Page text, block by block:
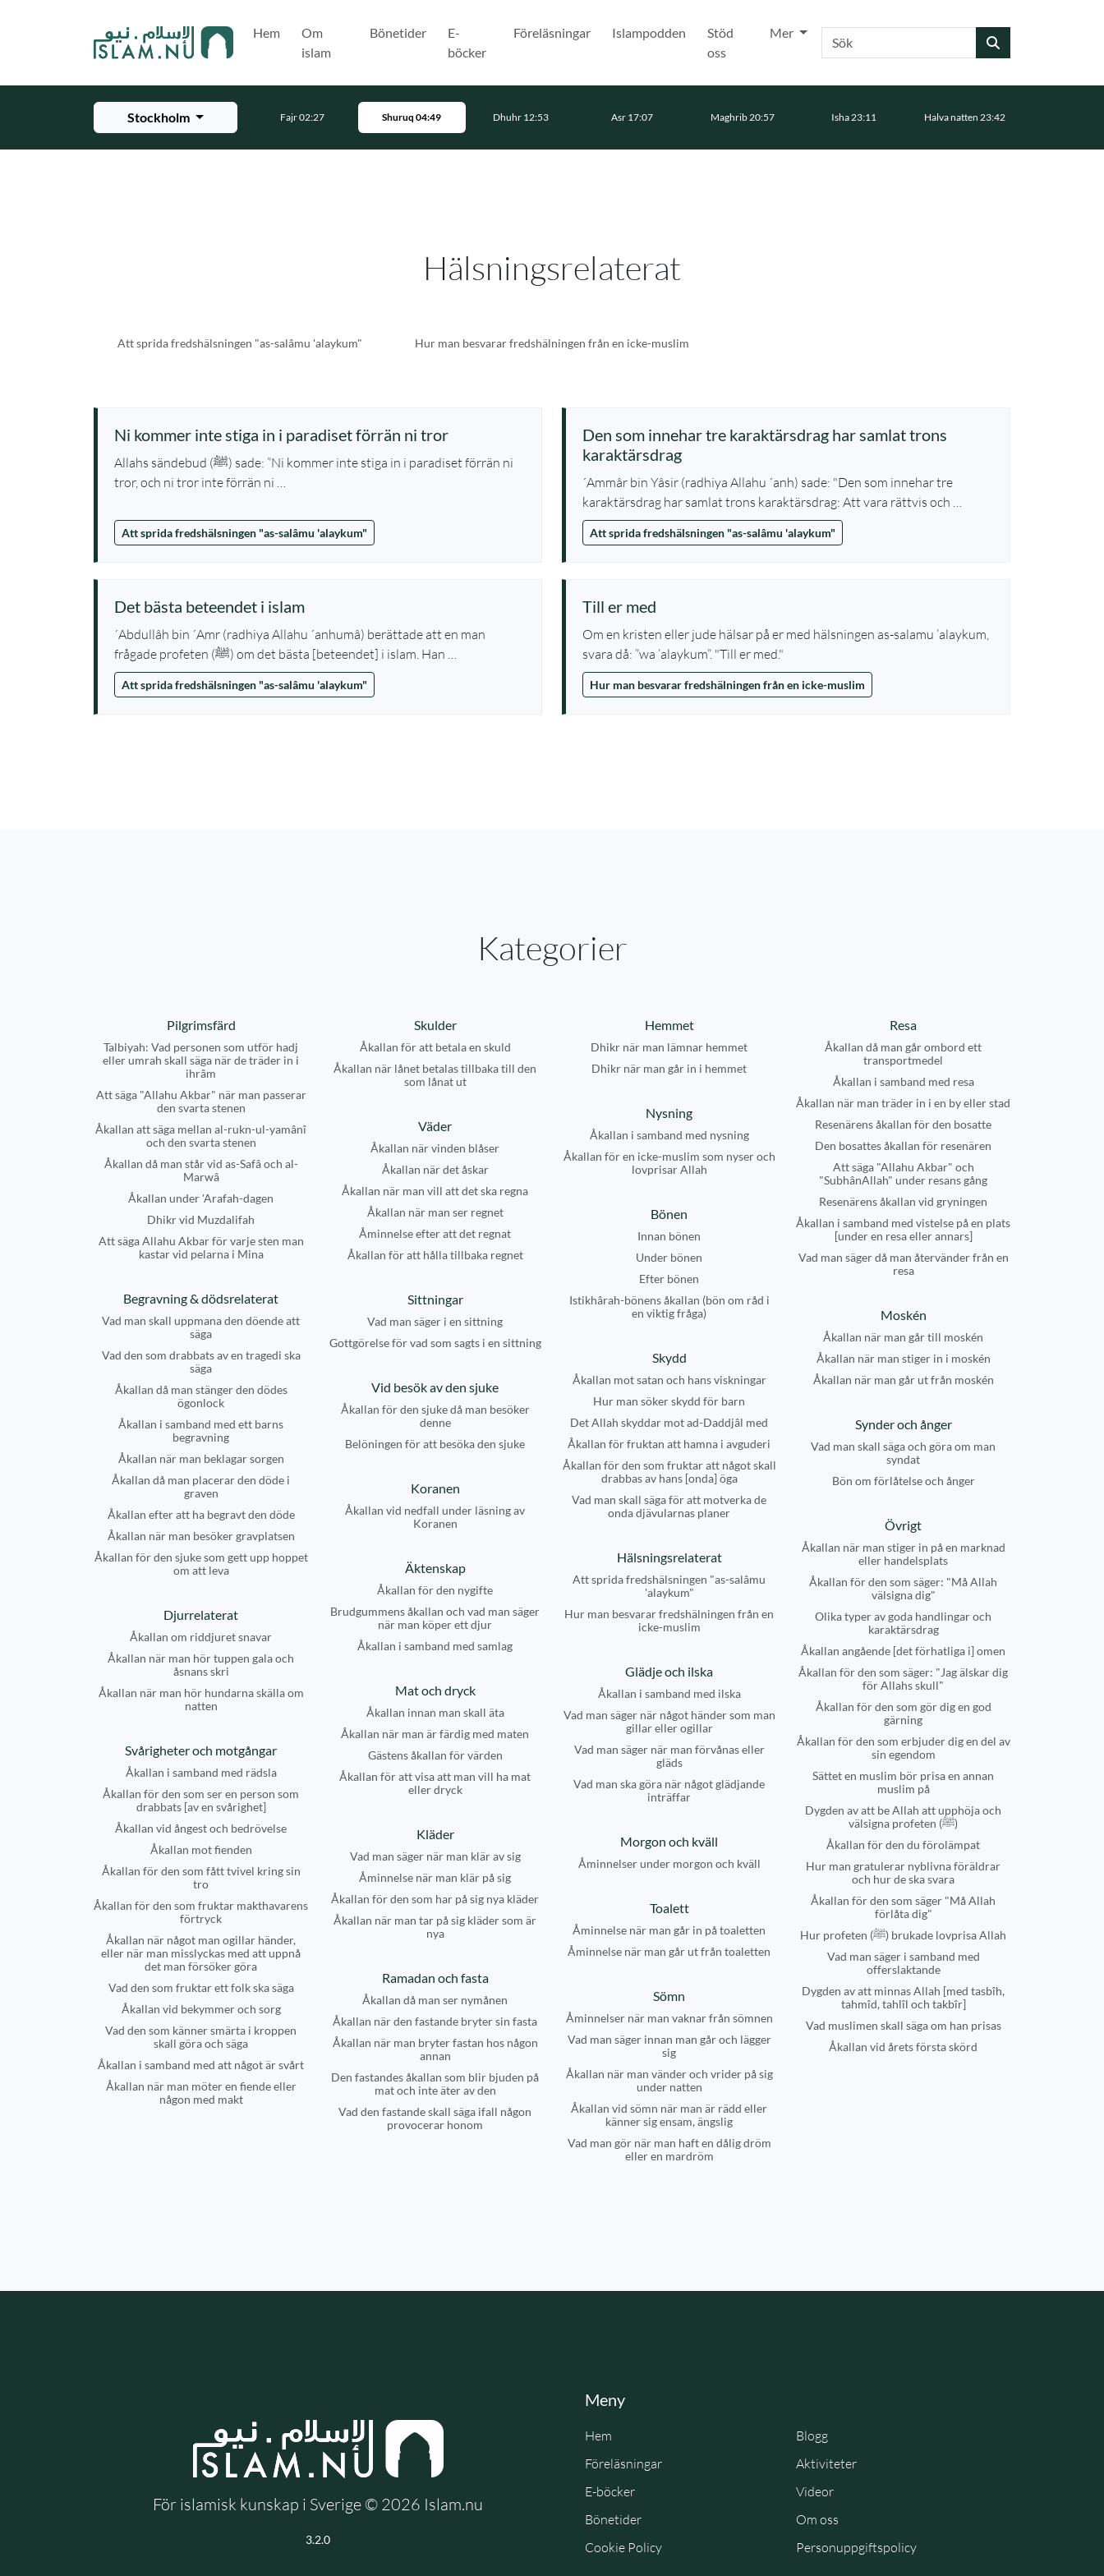
Hem
Om
islam
Bönetider
E-
böcker
Föreläsningar Islampodden
Stöd
oss
Mer Sök
Stockholm Fajr 02:27 Shuruq 04:49 Dhuhr 12:53 Asr 17:07 Maghrib 20:57 Isha 23:11 Halva natten 23:42
Hälsningsrelaterat
Att sprida fredshälsningen "as-salâmu 'alaykum" Hur man besvarar fredshälningen från en icke-muslim
Ni kommer inte stiga in i paradiset förrän ni tror
Allahs sändebud (ﷺ) sade: ”Ni kommer inte stiga in i paradiset förrän ni
tror, och ni tror inte förrän ni …
Att sprida fredshälsningen "as-salâmu 'alaykum"
Den som innehar tre karaktärsdrag har samlat trons
karaktärsdrag
´Ammâr bin Yâsir (radhiya Allahu ´anh) sade: "Den som innehar tre
karaktärsdrag har samlat trons karaktärsdrag: Att vara rättvis och …
Att sprida fredshälsningen "as-salâmu 'alaykum"
Det bästa beteendet i islam
´Abdullâh bin ´Amr (radhiya Allahu ´anhumâ) berättade att en man
frågade profeten (ﷺ) om det bästa [beteendet] i islam. Han …
Att sprida fredshälsningen "as-salâmu 'alaykum"
Till er med
Om en kristen eller jude hälsar på er med hälsningen as-salamu ’alaykum,
svara då: ”wa ’alaykum”. "Till er med."
Hur man besvarar fredshälningen från en icke-muslim
Kategorier
Pilgrimsfärd
Talbiyah: Vad personen som utför hadj
eller umrah skall säga när de träder in i
ihrâm
Att säga "Allahu Akbar" när man passerar
den svarta stenen
Åkallan att säga mellan al-rukn-ul-yamânî
och den svarta stenen
Åkallan då man står vid as-Safâ och al-
Marwâ
Åkallan under 'Arafah-dagen
Dhikr vid Muzdalifah
Att säga Allahu Akbar för varje sten man
kastar vid pelarna i Mina
Skulder
Åkallan för att betala en skuld
Åkallan när lånet betalas tillbaka till den
som lånat ut
Hemmet
Dhikr när man lämnar hemmet
Dhikr när man går in i hemmet
Resa
Åkallan då man går ombord ett
transportmedel
Åkallan i samband med resa
Åkallan när man träder in i en by eller stad
Resenärens åkallan för den bosatte
Den bosattes åkallan för resenären
Att säga "Allahu Akbar" och
"SubhânAllah" under resans gång
Resenärens åkallan vid gryningen
Åkallan i samband med vistelse på en plats
[under en resa eller annars]
Vad man säger då man återvänder från en
resa
Nysning
Åkallan i samband med nysning
Åkallan för en icke-muslim som nyser och
lovprisar Allah
Väder
Åkallan när vinden blåser
Åkallan när det åskar
Åkallan när man vill att det ska regna
Åkallan när man ser regnet
Åminnelse efter att det regnat
Åkallan för att hålla tillbaka regnet
Bönen
Innan bönen
Under bönen
Efter bönen
Istikhârah-bönens åkallan (bön om råd i
en viktig fråga)
Begravning & dödsrelaterat
Vad man skall uppmana den döende att
säga
Vad den som drabbats av en tragedi ska
säga
Åkallan då man stänger den dödes
ögonlock
Åkallan i samband med ett barns
begravning
Åkallan när man beklagar sorgen
Åkallan då man placerar den döde i
graven
Åkallan efter att ha begravt den döde
Åkallan när man besöker gravplatsen
Åkallan för den sjuke som gett upp hoppet
om att leva
Sittningar
Vad man säger i en sittning
Gottgörelse för vad som sagts i en sittning
Moskén
Åkallan när man går till moskén
Åkallan när man stiger in i moskén
Åkallan när man går ut från moskén
Skydd
Åkallan mot satan och hans viskningar
Hur man söker skydd för barn
Det Allah skyddar mot ad-Daddjâl med
Åkallan för fruktan att hamna i avguderi
Åkallan för den som fruktar att något skall
drabbas av hans [onda] öga
Vad man skall säga för att motverka de
onda djävularnas planer
Vid besök av den sjuke
Åkallan för den sjuke då man besöker
denne
Belöningen för att besöka den sjuke
Synder och ånger
Vad man skall säga och göra om man
syndat
Bön om förlåtelse och ånger
Koranen
Åkallan vid nedfall under läsning av
Koranen
Övrigt
Åkallan när man stiger in på en marknad
eller handelsplats
Åkallan för den som säger: "Må Allah
välsigna dig"
Olika typer av goda handlingar och
karaktärsdrag
Åkallan angående [det förhatliga i] omen
Åkallan för den som säger: "Jag älskar dig
för Allahs skull"
Åkallan för den som gör dig en god
gärning
Åkallan för den som erbjuder dig en del av
sin egendom
Sättet en muslim bör prisa en annan
muslim på
Dygden av att be Allah att upphöja och
välsigna profeten (ﷺ)
Åkallan för den du förolämpat
Hur man gratulerar nyblivna föräldrar
och hur de ska svara
Åkallan för den som säger "Må Allah
förlåta dig"
Hur profeten (ﷺ) brukade lovprisa Allah
Vad man säger i samband med
offerslaktande
Dygden av att minnas Allah [med tasbîh,
tahmîd, tahlîl och takbîr]
Vad muslimen skall säga om han prisas
Åkallan vid årets första skörd
Hälsningsrelaterat
Att sprida fredshälsningen "as-salâmu
'alaykum"
Hur man besvarar fredshälningen från en
icke-muslim
Äktenskap
Åkallan för den nygifte
Brudgummens åkallan och vad man säger
när man köper ett djur
Åkallan i samband med samlag
Djurrelaterat
Åkallan om riddjuret snavar
Åkallan när man hör tuppen gala och
åsnans skri
Åkallan när man hör hundarna skälla om
natten
Glädje och ilska
Åkallan i samband med ilska
Vad man säger när något händer som man
gillar eller ogillar
Vad man säger när man förvånas eller
gläds
Vad man ska göra när något glädjande
inträffar
Mat och dryck
Åkallan innan man skall äta
Åkallan när man är färdig med maten
Gästens åkallan för värden
Åkallan för att visa att man vill ha mat
eller dryck
Svårigheter och motgångar
Åkallan i samband med rädsla
Åkallan för den som ser en person som
drabbats [av en svårighet]
Åkallan vid ångest och bedrövelse
Åkallan mot fienden
Åkallan för den som fått tvivel kring sin
tro
Åkallan för den som fruktar makthavarens
förtryck
Åkallan när något man ogillar händer,
eller när man misslyckas med att uppnå
det man försöker göra
Vad den som fruktar ett folk ska säga
Åkallan vid bekymmer och sorg
Vad den som känner smärta i kroppen
skall göra och säga
Åkallan i samband med att något är svårt
Åkallan när man möter en fiende eller
någon med makt
Kläder
Vad man säger när man klär av sig
Åminnelse när man klär på sig
Åkallan för den som har på sig nya kläder
Åkallan när man tar på sig kläder som är
nya
Morgon och kväll
Åminnelser under morgon och kväll
Toalett
Åminnelse när man går in på toaletten
Åminnelse när man går ut från toaletten
Ramadan och fasta
Åkallan då man ser nymånen
Åkallan när den fastande bryter sin fasta
Åkallan när man bryter fastan hos någon
annan
Den fastandes åkallan som blir bjuden på
mat och inte äter av den
Vad den fastande skall säga ifall någon
provocerar honom
Sömn
Åminnelser när man vaknar från sömnen
Vad man säger innan man går och lägger
sig
Åkallan när man vänder och vrider på sig
under natten
Åkallan vid sömn när man är rädd eller
känner sig ensam, ängslig
Vad man gör när man haft en dålig dröm
eller en mardröm
För islamisk kunskap i Sverige © 2026 Islam.nu
3.2.0
Meny
Hem
Blogg
Föreläsningar
Aktiviteter
E-böcker
Videor
Bönetider
Om oss
Cookie Policy
Personuppgiftspolicy